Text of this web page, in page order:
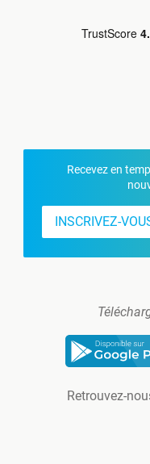
Recevez en
INSCRIVEZ-
Retrouvez-